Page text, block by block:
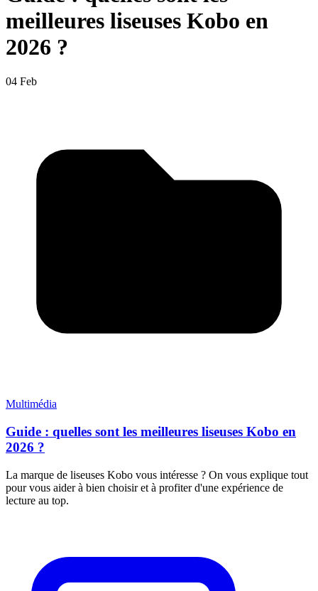
meilleures liseuses Kobo en
2026 ?
04 Feb
Multimédia
Guide : quelles sont les meilleures liseuses Kobo en
2026 ?
La marque de liseuses Kobo vous intéresse ? On vous explique tout
pour vous aider à bien choisir et à profiter d'une expérience de
lecture au top.